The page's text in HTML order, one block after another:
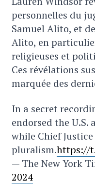
personnelles du
Samuel Alito, et
Alito, en
religieuses et
Ces révélations
marquée des
In a secret
endorsed the U.S.
while Chief
pluralism.https://
— The New York
2024